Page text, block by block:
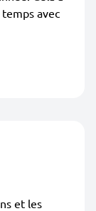
avec
et les